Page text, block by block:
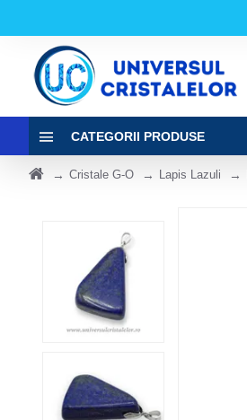
CATEGORII PRODUSE
Cristale G-O Lapis Lazuli